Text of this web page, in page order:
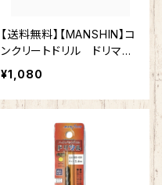
【送料無料】【MANSHIN】コ
ンクリートドリル ドリマ
ル 5.5mm 六角軸 陶器
タイル 木材 ブロック
モルタル インパクトドライ
ビット クロスシンニング加
工 切れ味抜群 作業効率
¥1,080